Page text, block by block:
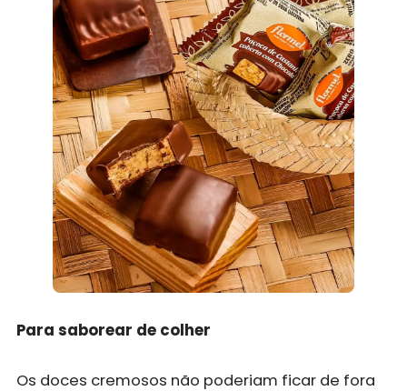
Para saborear de colher
Os doces cremosos não poderiam ficar de fora